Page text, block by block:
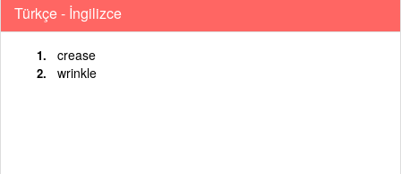
Türkçe - İngilizce
crease
wrinkle